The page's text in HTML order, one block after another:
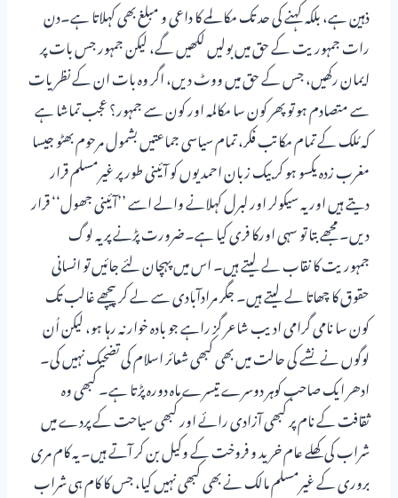
ذہین ہے، بلکہ کہنے کی حد تک مکالمے کا داعی و مبلغ بھی کہلاتا ہے۔دن
رات جمہوریت کے حق میں بولیں لکھیں گے، لیکن جمہور جس بات پر
ایمان رکھیں، جس کے حق میں ووٹ دیں، اگر وہ بات ان کے نظریات
سے متصادم ہو تو پھر کون سا مکالمہ اور کون سے جمہور؟ عجب تماشا ہے
کہ مُلک کے تمام مکاتب فکر، تمام سیاسی جماعتیں بشمول مرحوم بھٹو جیسا
مغرب زدہ یکسو ہو کر بیک زبان احمدیوں کو آئینی طور پر غیرمسلم قرار
دیتے ہیں اور یہ سیکولر اور لبرل کہلانے والے اسے ’’آئینی جھول‘‘ قرار
دیں۔ مجھے بتا تو سہی اورکا فری کیا ہے۔ضرورت پڑنے پر یہ لوگ
جمہوریت کا نقاب لے لیتے ہیں۔ اس میں پہچان لئے جائیں تو انسانی
حقوق کا چھاتا لے لیتے ہیں۔ جگر مرادآبادی سے لے کر پیچھے غالب تک
کون سا نامی گرامی ادیب شاعر گز راہے جو بادہ خوار نہ رہا ہو، لیکن اُن
لوگوں نے نشے کی حالت میں بھی کبھی شعائر اسلام کی تضحیک نہیں کی۔
ادھر ایک صاحب کوہر دوسرے تیسرے ماہ دورہ پڑتا ہے۔ کبھی وہ
ثقافت کے نام پر کبھی آزادی رائے اور کبھی سیاحت کے پردے میں
شراب کی کھلے عام خرید و فروخت کے وکیل بن کر آتے ہیں۔ یہ کام مری
بروری کے غیرمسلم مالک نے بھی کبھی نہیں کیا، جس کا کام ہی شراب